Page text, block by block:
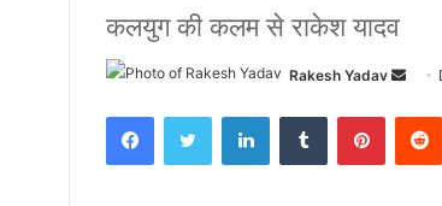
कलयुग की कलम से राकेश यादव
Rakesh Yadav
n
d